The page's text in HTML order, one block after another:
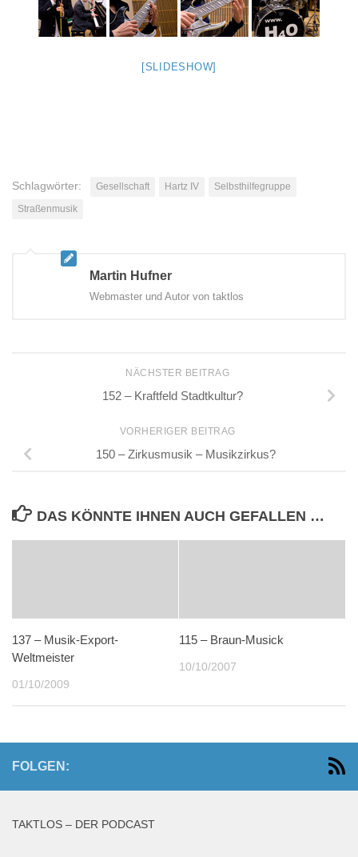
[SLIDESHOW]
Schlagwörter: Gesellschaft Hartz IV
Selbsthilfegruppe
Straßenmusik
Martin Hufner
Webmaster und Autor von taktlos
NÄCHSTER BEITRAG
152 – Kraftfeld Stadtkultur?
VORHERIGER BEITRAG
150 – Zirkusmusik – Musikzirkus?
DAS KÖNNTE IHNEN AUCH GEFALLEN …
137 – Musik-Export-
Weltmeister
01/10/2009
115 – Braun-Musick
10/10/2007
FOLGEN:
TAKTLOS – DER PODCAST